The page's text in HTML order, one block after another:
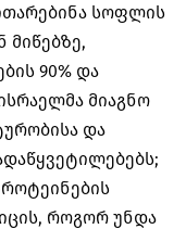
სოფლის
მიწებზე,
90% და
მიაგნო
და
როგორ უნდა